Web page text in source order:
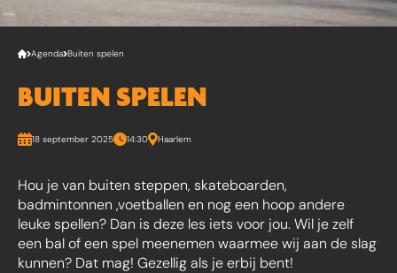
Agenda Buiten spelen
BUITEN SPELEN
18 september 2025 14:30 Haarlem
Hou je van buiten steppen, skateboarden,
badmintonnen ,voetballen en nog een hoop andere
leuke spellen? Dan is deze les iets voor jou. Wil je zelf
een bal of een spel meenemen waarmee wij aan de slag
kunnen? Dat mag! Gezellig als je erbij bent!